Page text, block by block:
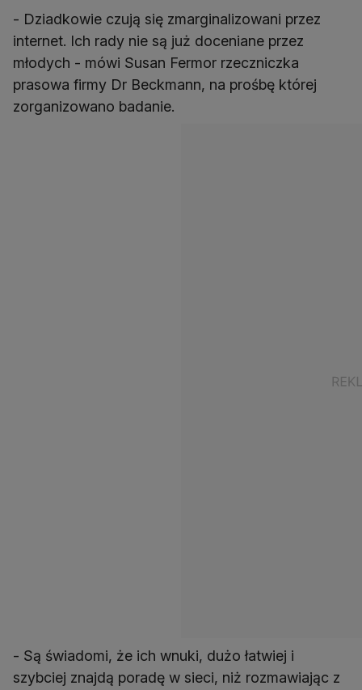
- Dziadkowie czują się zmarginalizowani przez
internet. Ich rady nie są już doceniane przez
młodych - mówi Susan Fermor rzeczniczka
prasowa firmy Dr Beckmann, na prośbę której
zorganizowano badanie.
- Są świadomi, że ich wnuki, dużo łatwiej i
szybciej znajdą poradę w sieci, niż rozmawiając z